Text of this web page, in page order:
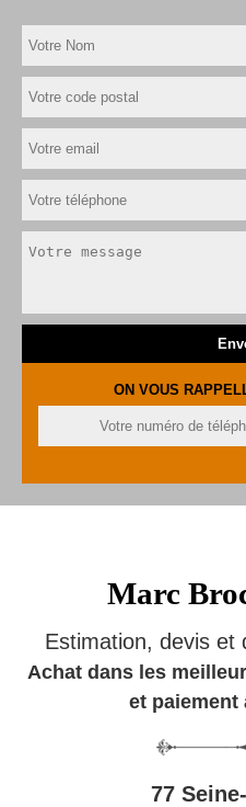
ON VOUS
Marc
Estimation, devis et
Achat dans les
et paiement
77